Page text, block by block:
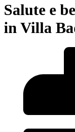
Salute e
in Villa